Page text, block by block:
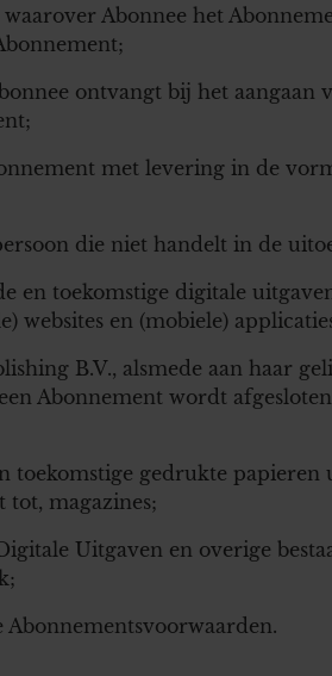
Abonnee het
ontvangt bij het aangaan
met levering in de
die niet handelt in de
en toekomstige digitale
websites en (mobiele)
B.V., alsmede aan haar
Abonnement wordt
toekomstige gedrukte
magazines;
Uitgaven en overige
Abonnementsvoorwaarden.